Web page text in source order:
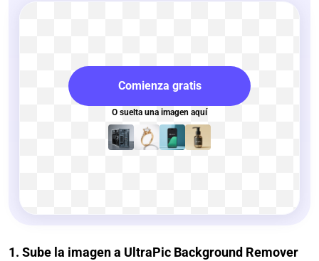
Comienza gratis
O suelta una imagen aquí
1. Sube la imagen a UltraPic Background Remover